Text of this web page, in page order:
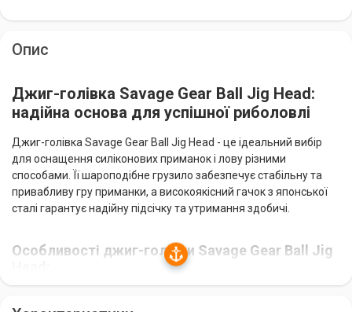
Опис
Джиг-голівка Savage Gear Ball Jig Head:
надійна основа для успішної риболовлі
Джиг-голівка Savage Gear Ball Jig Head - це ідеальний вибір
для оснащення силіконових приманок і лову різними
способами. Її шароподібне грузило забезпечує стабільну та
привабливу гру приманки, а високоякісний гачок з японської
сталі гарантує надійну підсічку та утримання здобичі.
Особливості джиг-голівки Savage Gear Ball Jig